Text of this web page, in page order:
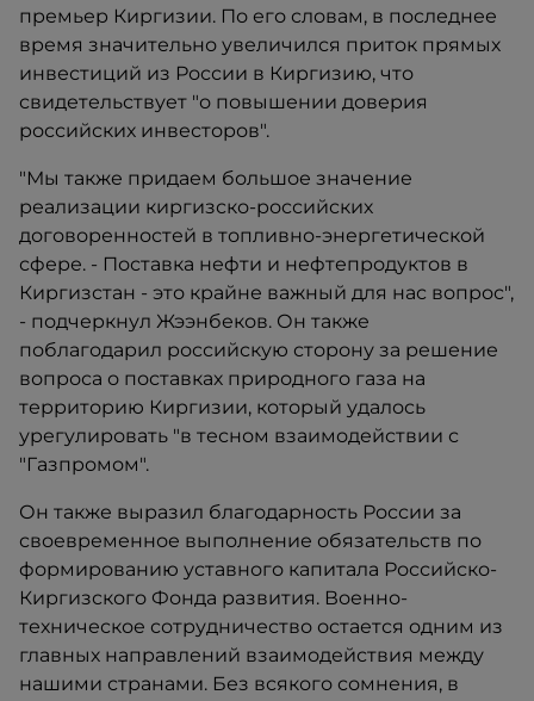
премьер Киргизии. По его словам, в последнее
время значительно увеличился приток прямых
инвестиций из России в Киргизию, что
свидетельствует "о повышении доверия
российских инвесторов".
"Мы также придаем большое значение
реализации киргизско-российских
договоренностей в топливно-энергетической
сфере. - Поставка нефти и нефтепродуктов в
Киргизстан - это крайне важный для нас вопрос",
- подчеркнул Жээнбеков. Он также
поблагодарил российскую сторону за решение
вопроса о поставках природного газа на
территорию Киргизии, который удалось
урегулировать "в тесном взаимодействии с
"Газпромом".
Он также выразил благодарность России за
своевременное выполнение обязательств по
формированию уставного капитала Российско-
Киргизского Фонда развития. Военно-
техническое сотрудничество остается одним из
главных направлений взаимодействия между
нашими странами. Без всякого сомнения, в